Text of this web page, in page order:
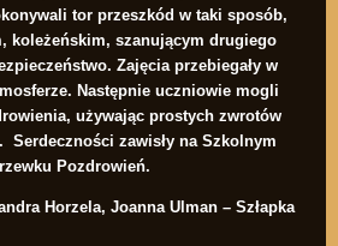
tor przeszkód w taki sposób,
koleżeńskim, szanującym drugiego
Zajęcia przebiegały w
Następnie uczniowie mogli
używając prostych zwrotów
Serdeczności zawisły na Szkolnym
Pozdrowień.
Horzela, Joanna Ulman – Szłapka